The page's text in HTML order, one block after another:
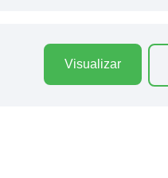
Visualizar